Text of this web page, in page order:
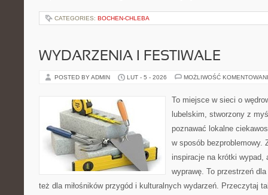
CATEGORIES: BOCHEN-CHLEBA
WYDARZENIA I FESTIWALE
POSTED BY ADMIN LUT - 5 - 2026 MOŻLIWOŚĆ
To miejsce w sieci o
lubelskim, stworzony z
poznawać lokalne
w sposób bezproblemowy.
inspiracje na krótki wypad,
wyprawę. To przestrzeń
też dla miłośników przygód i kulturalnych wydarzeń. Przeczytaj